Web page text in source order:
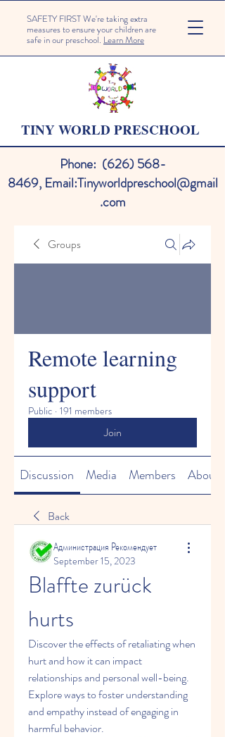
SAFETY FIRST We're taking extra
measures to ensure your children are
safe in our preschool. Learn More
TINY WORLD PRESCHOOL
Phone: (626) 568-
8469, Email:Tinyworldpreschool@gmail
.com
Groups
Remote learning
support
Public · 191 members
Join
Discussion Media Members About
Back
Администрация Рекомендует
September 15, 2023
Blaffte zurück
hurts
Discover the effects of retaliating when
hurt and how it can impact
relationships and personal well-being.
Explore ways to foster understanding
and empathy instead of engaging in
harmful behavior.